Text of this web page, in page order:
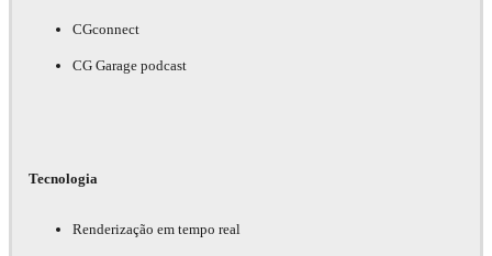
CGconnect
CG Garage podcast
Tecnologia
Renderização em tempo real